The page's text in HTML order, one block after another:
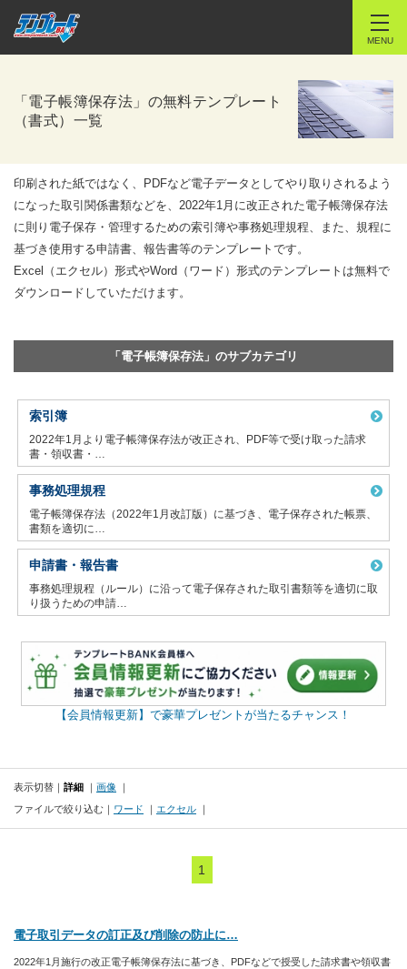
MENU
「電子帳簿保存法」の無料テンプレート
（書式）一覧
印刷された紙ではなく、PDFなど電子データとしてやり取りされるよう
になった取引関係書類などを、2022年1月に改正された電子帳簿保存法
に則り電子保存・管理するための索引簿や事務処理規程、また、規程に
基づき使用する申請書、報告書等のテンプレートです。
Excel（エクセル）形式やWord（ワード）形式のテンプレートは無料で
ダウンロードしていただけます。
「電子帳簿保存法」のサブカテゴリ
索引簿
2022年1月より電子帳簿保存法が改正され、PDF等で受け取った請求
書・領収書・…
事務処理規程
電子帳簿保存法（2022年1月改訂版）に基づき、電子保存された帳票、
書類を適切に…
申請書・報告書
事務処理規程（ルール）に沿って電子保存された取引書類等を適切に取
り扱うための申請…
【会員情報更新】で豪華プレゼントが当たるチャンス！
表示切替 詳細
画像
ファイルで絞り込む
ワード エクセル
1
電子取引データの訂正及び削除の防止に…
2022年1月施行の改正電子帳簿保存法に基づき、PDFなどで授受した請求書や領収書